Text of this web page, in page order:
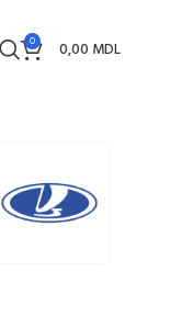
0 0,00 MDL